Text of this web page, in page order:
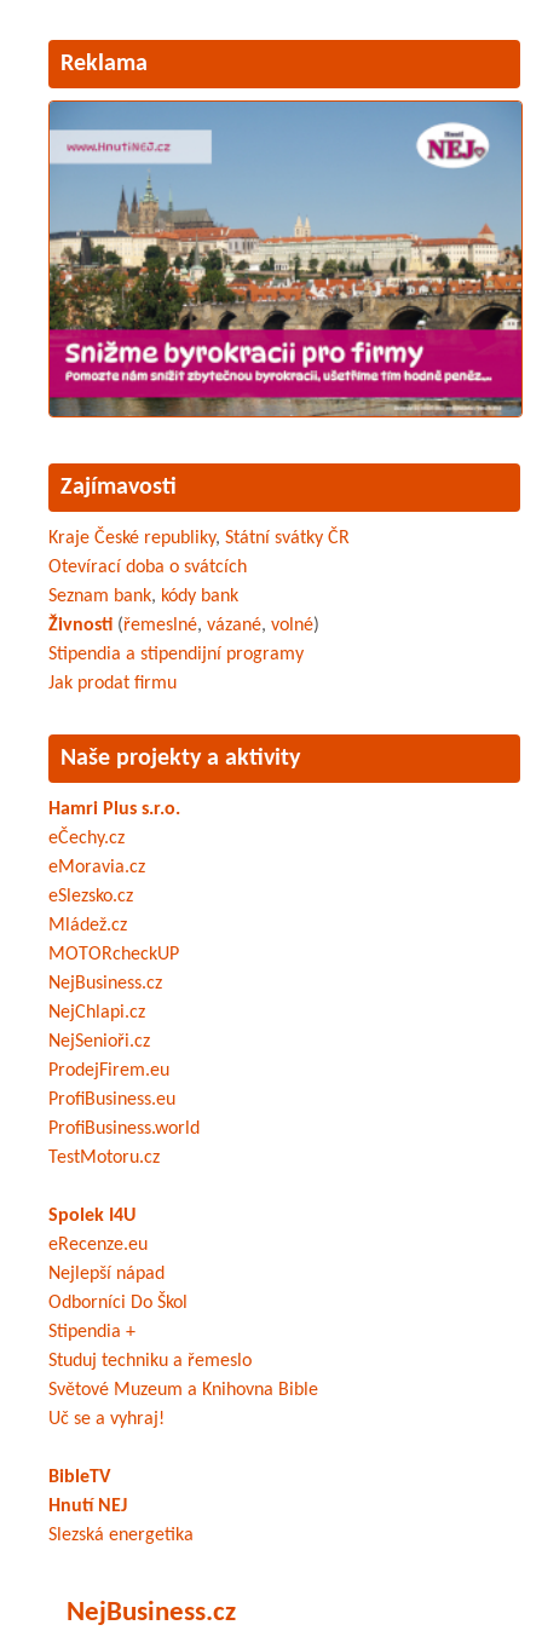
Reklama
Zajímavosti
Kraje České republiky, Státní svátky ČR
Otevírací doba o svátcích
Seznam bank, kódy bank
Živnosti (řemeslné, vázané, volné)
Stipendia a stipendijní programy
Jak prodat firmu
Naše projekty a aktivity
Hamri Plus s.r.o.
eČechy.cz
eMoravia.cz
eSlezsko.cz
Mládež.cz
MOTORcheckUP
NejBusiness.cz
NejChlapi.cz
NejSenioři.cz
ProdejFirem.eu
ProfiBusiness.eu
ProfiBusiness.world
TestMotoru.cz
Spolek I4U
eRecenze.eu
Nejlepší nápad
Odborníci Do Škol
Stipendia +
Studuj techniku a řemeslo
Světové Muzeum a Knihovna Bible
Uč se a vyhraj!
BibleTV
Hnutí NEJ
Slezská energetika
NejBusiness.cz